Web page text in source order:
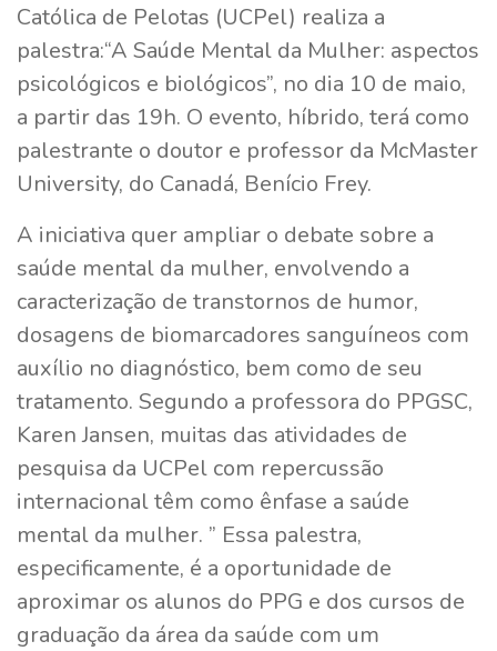
Católica de Pelotas (UCPel) realiza a
palestra:“A Saúde Mental da Mulher: aspectos
psicológicos e biológicos”, no dia 10 de maio,
a partir das 19h. O evento, híbrido, terá como
palestrante o doutor e professor da McMaster
University, do Canadá, Benício Frey.
A iniciativa quer ampliar o debate sobre a
saúde mental da mulher, envolvendo a
caracterização de transtornos de humor,
dosagens de biomarcadores sanguíneos com
auxílio no diagnóstico, bem como de seu
tratamento. Segundo a professora do PPGSC,
Karen Jansen, muitas das atividades de
pesquisa da UCPel com repercussão
internacional têm como ênfase a saúde
mental da mulher. ” Essa palestra,
especificamente, é a oportunidade de
aproximar os alunos do PPG e dos cursos de
graduação da área da saúde com um